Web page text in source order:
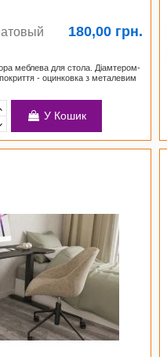
180,00 грн.
меблева для стола. Діамтером-
- оцинковка з металевим
У Кошик